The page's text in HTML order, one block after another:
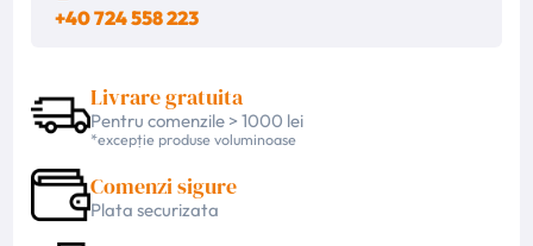
+40 724 558 223
Livrare gratuita
Pentru comenzile > 1000 lei
*excepție produse voluminoase
Comenzi sigure
Plata securizata